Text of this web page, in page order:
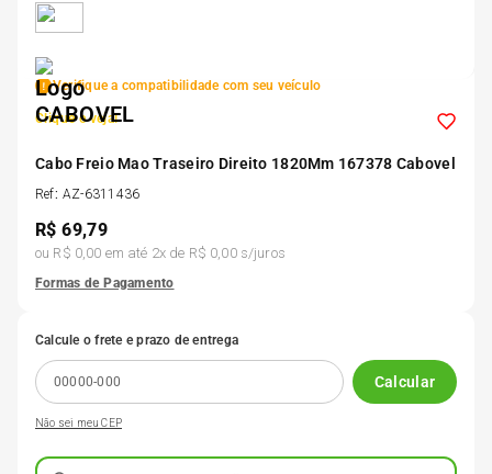
Verifique a compatibilidade com seu veículo
Clique e veja!
Cabo Freio Mao Traseiro Direito 1820Mm 167378 Cabovel
Ref: AZ-6311436
R$69,79
ou R$ 0,00 em até 2x de R$ 0,00s/juros
Formas de Pagamento
Calcule o frete e prazo de entrega
Calcular
Não sei meu CEP
5º
6º
7º 185 65r15
8º 185 60r15
9º
10º Pneu